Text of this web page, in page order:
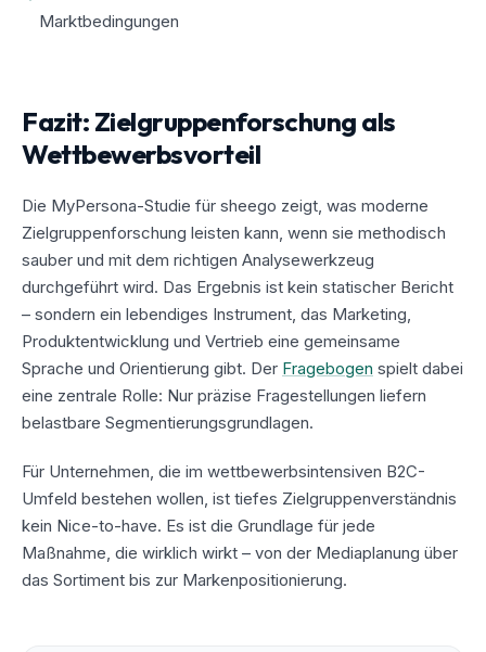
Marktbedingungen
Fazit: Zielgruppenforschung als
Wettbewerbsvorteil
Die MyPersona-Studie für sheego zeigt, was moderne
Zielgruppenforschung leisten kann, wenn sie methodisch
sauber und mit dem richtigen Analysewerkzeug
durchgeführt wird. Das Ergebnis ist kein statischer Bericht
– sondern ein lebendiges Instrument, das Marketing,
Produktentwicklung und Vertrieb eine gemeinsame
Sprache und Orientierung gibt. Der Fragebogen spielt dabei
eine zentrale Rolle: Nur präzise Fragestellungen liefern
belastbare Segmentierungsgrundlagen.
Für Unternehmen, die im wettbewerbsintensiven B2C-
Umfeld bestehen wollen, ist tiefes Zielgruppenverständnis
kein Nice-to-have. Es ist die Grundlage für jede
Maßnahme, die wirklich wirkt – von der Mediaplanung über
das Sortiment bis zur Markenpositionierung.